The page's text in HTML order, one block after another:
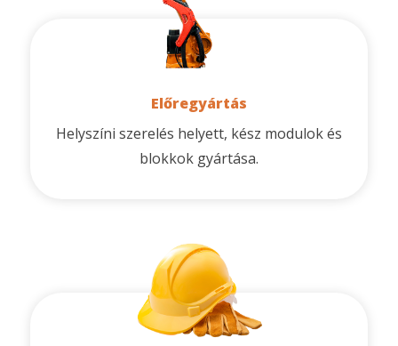
Előregyártás
Helyszíni szerelés helyett, kész modulok és
blokkok gyártása.